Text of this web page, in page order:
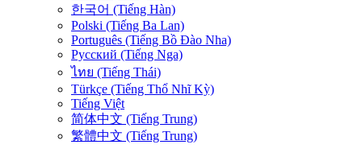
한국어 (Tiếng Hàn)
Polski (Tiếng Ba Lan)
Português (Tiếng Bồ Đào Nha)
Русский (Tiếng Nga)
ไทย (Tiếng Thái)
Türkçe (Tiếng Thổ Nhĩ Kỳ)
Tiếng Việt
简体中文 (Tiếng Trung)
繁體中文 (Tiếng Trung)